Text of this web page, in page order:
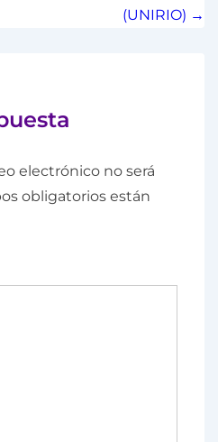
(UNIRIO) →
electrónico no será
obligatorios están